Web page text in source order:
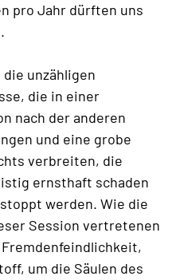
pro Jahr dürften uns
die unzähligen
die in einer
nach der anderen
und eine grobe
verbreiten, die
ernsthaft schaden
werden. Wie die
Session vertretenen
um die Säulen des